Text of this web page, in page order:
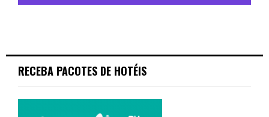
RECEBA PACOTES DE HOTÉIS